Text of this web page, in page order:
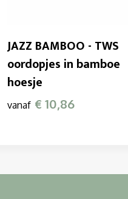
JAZZ BAMBOO - TWS
oordopjes in bamboe
hoesje
vanaf € 10,86